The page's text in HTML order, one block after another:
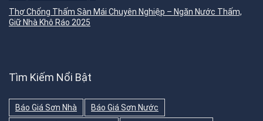
Thợ Chống Thấm Sàn Mái Chuyên Nghiệp – Ngăn Nước Thấm,
Giữ Nhà Khô Ráo 2025
Tìm Kiếm Nổi Bật
Báo Giá Sơn Nhà
Báo Giá Sơn Nước